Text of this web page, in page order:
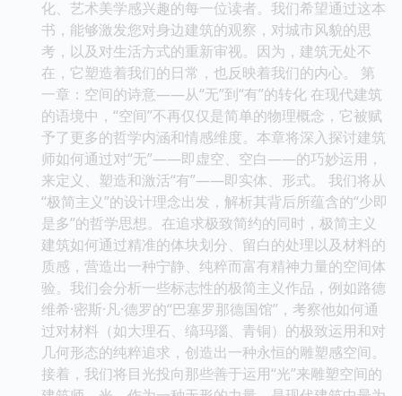
化、艺术美学感兴趣的每一位读者。我们希望通过这本
书，能够激发您对身边建筑的观察，对城市风貌的思
考，以及对生活方式的重新审视。因为，建筑无处不
在，它塑造着我们的日常，也反映着我们的内心。 第
一章：空间的诗意——从“无”到“有”的转化 在现代建筑
的语境中，“空间”不再仅仅是简单的物理概念，它被赋
予了更多的哲学内涵和情感维度。本章将深入探讨建筑
师如何通过对“无”——即虚空、空白——的巧妙运用，
来定义、塑造和激活“有”——即实体、形式。 我们将从
“极简主义”的设计理念出发，解析其背后所蕴含的“少即
是多”的哲学思想。在追求极致简约的同时，极简主义
建筑如何通过精准的体块划分、留白的处理以及材料的
质感，营造出一种宁静、纯粹而富有精神力量的空间体
验。我们会分析一些标志性的极简主义作品，例如路德
维希·密斯·凡·德罗的“巴塞罗那德国馆”，考察他如何通
过对材料（如大理石、缟玛瑙、青铜）的极致运用和对
几何形态的纯粹追求，创造出一种永恒的雕塑感空间。
接着，我们将目光投向那些善于运用“光”来雕塑空间的